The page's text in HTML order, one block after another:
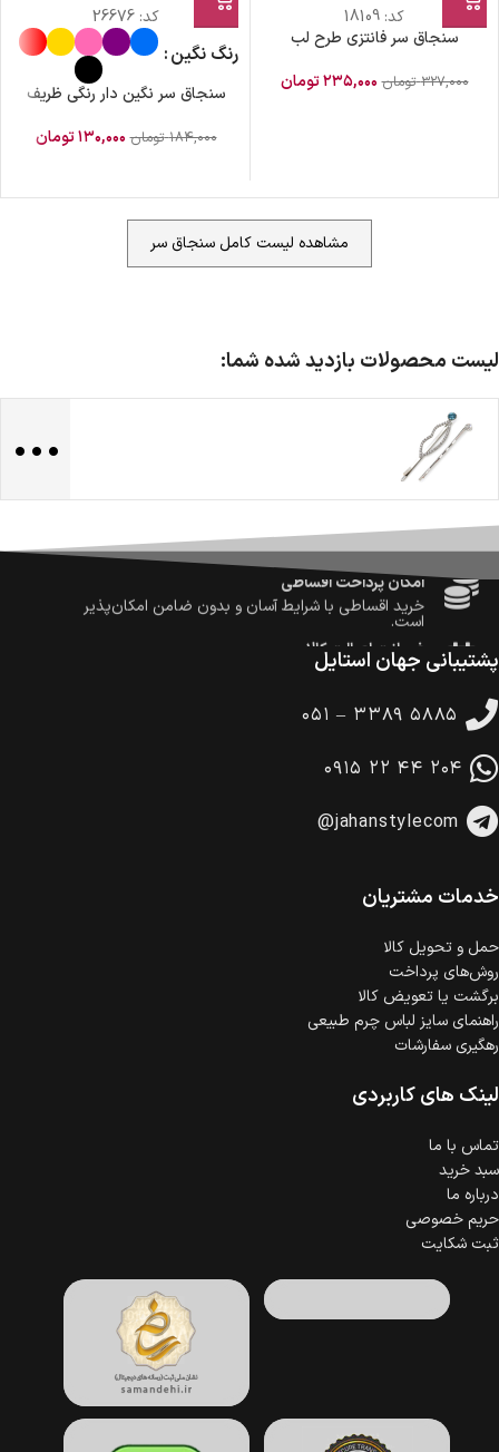
کد: 18109
سنجاق سر فانتزی طرح لب
۳۲۷,۰۰۰ تومان ۲۳۵,۰۰۰تومان
کد: 26676
رنگ نگین
سنجاق سر نگین دار رنگی ظریف
۱۸۴,۰۰۰ تومان ۱۳۰,۰۰۰تومان
مشاهده لیست کامل سنجاق سر
لیست محصولات بازدید شده شما:
...
ضمانت اصالت کالا
سفارش‌های بیش از 500 هزار تومان ، رایگان به سراسر کشور
ارسال می‌شود.
ضمانت بازگشت کالا
امکان پرداخت در محل
در هنگام خرید محصول، امکان انتخاب پرداخت در محل
وجود دارد.
امکان پرداخت اقساطی
خرید اقساطی با شرایط آسان و بدون ضامن امکان‌پذیر
است.
ضمانت اصالت کالا
گارانتی معتبر برای تمامی محصولات ارائه می‌شود.
پشتیبانی جهان استایل
۰۵۱ – ۳۳۸۹ ۵۸۸۵
۰۹۱۵ ۲۲ ۴۴ ۲۰۴
@jahanstylecom
خدمات مشتریان
حمل‌ و تحویل کالا
روش‌های پرداخت
برگشت یا تعویض کالا
راهنمای سایز لباس چرم طبیعی
رهگیری سفارشات
لینک های کاربردی
تماس با ما
سبد خرید
درباره ما
حریم خصوصی
ثبت شکایت